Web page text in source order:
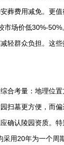
葬费用减免。更
场价低30%-
轻群众负担。这
合考量：地理位
扫墓更方便，而
确认陵园资质。
用20年为一个